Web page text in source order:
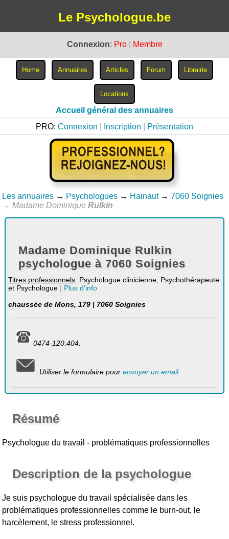
Le Psychologue.be
Connexion: Pro Membre
Accueil général des annuaires
PRO: Connexion Inscription Présentation
Les annuaires → Psychologues → Hainaut → 7060 Soignies
→ Madame DominiqueRulkin
Madame Dominique Rulkin
psychologue à 7060 Soignies
Titres professionnels: Psychologue clinicienne, Psychothérapeute
et Psychologue | Plus d'info
chaussée de Mons, 179 | 7060 Soignies
0474-120.404.
Utiliser le formulaire pour envoyer un email
Résumé
Psychologue du travail - problématiques professionnelles
Description de la psychologue
Je suis psychologue du travail spécialisée dans les
problématiques professionnelles comme le burn-out, le
harcèlement, le stress professionnel.